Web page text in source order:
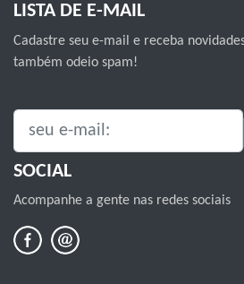
LISTA DE E-MAIL
Cadastre seu e-mail e receba
também odeio spam!
SEU E-MAIL:
SOCIAL
Acompanhe a gente nas redes sociais